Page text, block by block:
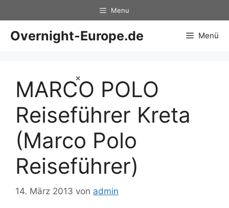
×
Inhalt
springen
Menu
Overnight-Europe.de Menü
MARCO POLO
Reiseführer Kreta
(Marco Polo
Reiseführer)
14. März 2013 von admin